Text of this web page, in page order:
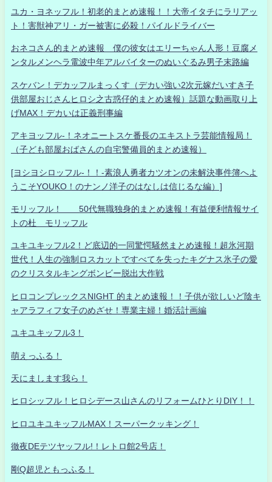
ユカ・ヨネッフル！初老的まとめ速報！！大帝イタチにラリアッ
ト！害獣神アリ・ガー被害に必殺！パイルドライバー
おネコさん的まとめ速報 僕の彼女はエリーちゃん人形！豆腐メ
ンタルメンヘラ電波中年アルバイターのぬいぐるみ男子末路編
スケバン！デカッフルまっくす（デカい強い2次元嫁だいすき子
供部屋おじさんヒロシ之古惑仔的まとめ速報）話題な動画取り上
げMAX！デカいは正義刑事編
アキヨッフル-！ネオニートスケ番長のエキストラ芸能情報局！
（子ども部屋おばさんの自宅警備員的まとめ速報）
[ヨシヨシロッフル-！！-素浪人勇者カツオンの未解決事件簿へよ
うこそYOUKO！のナンノ洋子のはなしは信じるな編）]
モリッフル！ 50代無職独身的まとめ速報！有益便利情報サイ
トの杜 モリッフル
ユキユキッフル2！ど底辺的一同驚愕騒然まとめ速報！超氷河期
世代！人生の強制ロスカットですべてを失ったキグナス氷子の愛
のクリスタルキングボンビー脱出大作戦
ヒロコンプレックスNIGHT 的まとめ速報！！子供が欲しいど陰キ
ャアラフィフ女子のめざせ！専業主婦！婚活計画編
ユキユキッフル3！
萌えっふる！
天にまします我ら！
ヒロシッフル！ヒロシデース山さんのリフォームひとりDIY！！
ヒロユキユキッフルMAX！スーパークッキング！
徹夜DEテツヤッフル!！レトロ館2号店！
剛Q超児ともっふる！